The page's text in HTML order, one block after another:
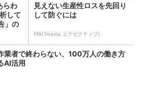
らわ
して
」の
見えない生産性ロスを先回り
して防ぐには
PR(ITmedia エグゼクティブ)
業者で終わらない、100万人の働き方
AI活用